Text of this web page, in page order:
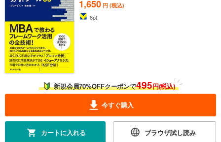
1,650 円 (税込)
8pt
新規会員70%OFFクーポンで495円(税込)
今すぐ購入
カートに入れる ブラウザ試し読み